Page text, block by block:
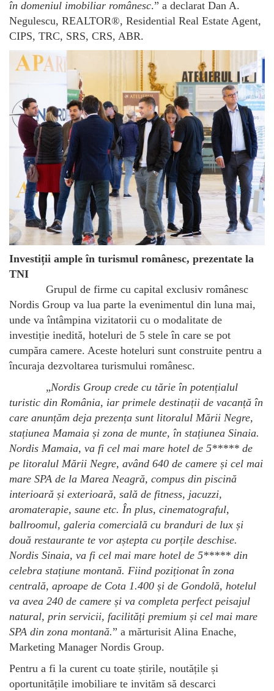
în domeniul imobiliar românesc.” a declarat Dan A.
Negulescu, REALTOR®, Residential Real Estate Agent,
CIPS, TRC, SRS, CRS, ABR.
Investiții ample în turismul românesc, prezentate la
TNI
Grupul de firme cu capital exclusiv românesc
Nordis Group va lua parte la evenimentul din luna mai,
unde va întâmpina vizitatorii cu o modalitate de
investiție inedită, hoteluri de 5 stele în care se pot
cumpăra camere. Aceste hoteluri sunt construite pentru a
încuraja dezvoltarea turismului românesc.
„Nordis Group crede cu tărie în potențialul
turistic din România, iar primele destinații de vacanță în
care anunțăm deja prezența sunt litoralul Mării Negre,
stațiunea Mamaia și zona de munte, în stațiunea Sinaia.
Nordis Mamaia, va fi cel mai mare hotel de 5***** de
pe litoralul Mării Negre, având 640 de camere și cel mai
mare SPA de la Marea Neagră, compus din piscină
interioară și exterioară, sală de fitness, jacuzzi,
aromaterapie, saune etc. În plus, cinematograful,
ballroomul, galeria comercială cu branduri de lux și
două restaurante te vor aștepta cu porțile deschise.
Nordis Sinaia, va fi cel mai mare hotel de 5***** din
celebra stațiune montană. Fiind poziționat în zona
centrală, aproape de Cota 1.400 și de Gondolă, hotelul
va avea 240 de camere și va completa perfect peisajul
natural, prin servicii, facilități premium și cel mai mare
SPA din zona montană.” a mărturisit Alina Enache,
Marketing Manager Nordis Group.
Pentru a fi la curent cu toate știrile, noutățile și
oportunitățile imobiliare te invităm să descarci